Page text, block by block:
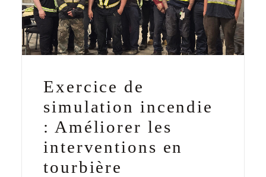
Exercice de
simulation incendie
: Améliorer les
interventions en
tourbière